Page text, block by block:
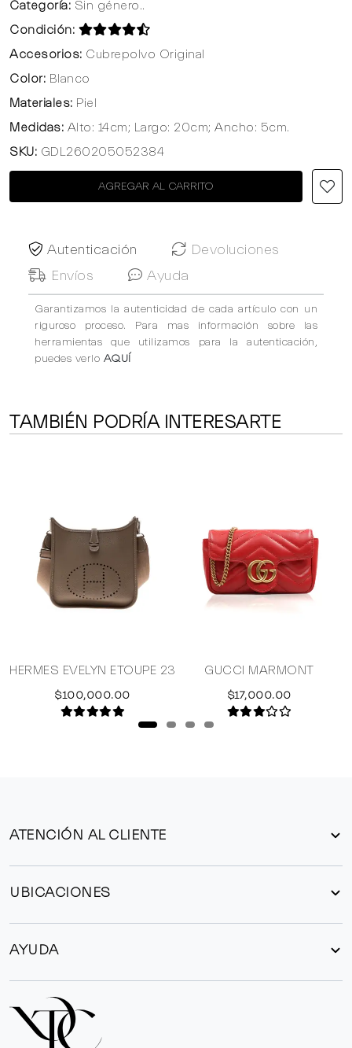
Categoría: Sin género..
Condición:
Accesorios: Cubrepolvo Original
Color: Blanco
Materiales: Piel
Medidas: Alto: 14cm; Largo: 20cm; Ancho: 5cm.
SKU: GDL260205052384
AGREGAR AL CARRITO
Autenticación
Devoluciones
Envíos
Ayuda
Garantizamos la autenticidad de cada artículo con un
riguroso proceso. Para mas información sobre las
herramientas que utilizamos para la autenticación,
puedes verlo AQUÍ
TAMBIÉN PODRÍA INTERESARTE
HERMES EVELYN ETOUPE 23
$100,000.00
GUCCI MARMONT
$17,000.00
ATENCIÓN AL CLIENTE
UBICACIONES
AYUDA